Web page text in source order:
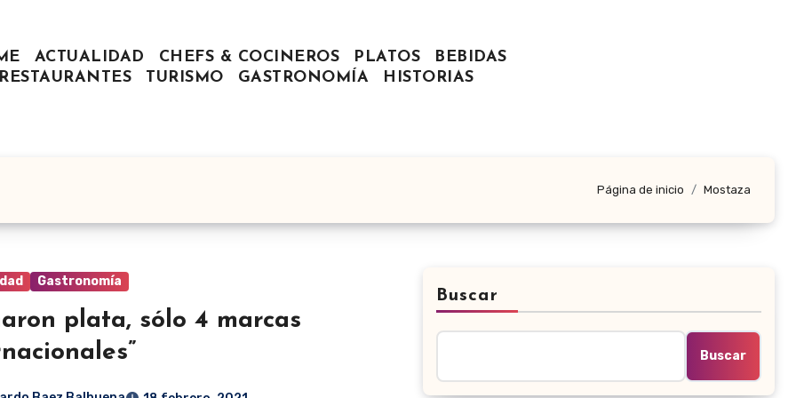
ACTUALIDAD CHEFS & COCINEROS PLATOS
BEBIDAS
RESTAURANTES
TURISMO GASTRONOMÍA HISTORIAS
Página de inicio Mostaza
Gastronomía
plata, sólo 4 marcas
Buscar
Buscar